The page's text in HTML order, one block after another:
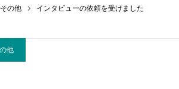
その他 インタビューの依頼を受けました
他